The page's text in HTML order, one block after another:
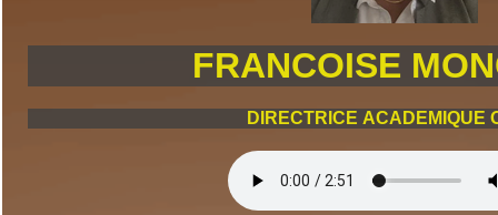
FRANCOISE
DIRECTRICE ACADEMIQUE